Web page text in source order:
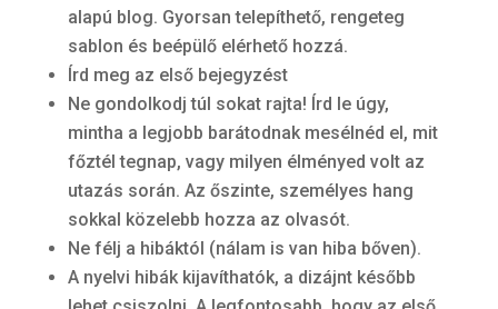
alapú blog. Gyorsan telepíthető, rengeteg
sablon és beépülő elérhető hozzá.
Írd meg az első bejegyzést
Ne gondolkodj túl sokat rajta! Írd le úgy,
mintha a legjobb barátodnak mesélnéd el, mit
főztél tegnap, vagy milyen élményed volt az
utazás során. Az őszinte, személyes hang
sokkal közelebb hozza az olvasót.
Ne félj a hibáktól (nálam is van hiba bőven).
A nyelvi hibák kijavíthatók, a dizájnt később